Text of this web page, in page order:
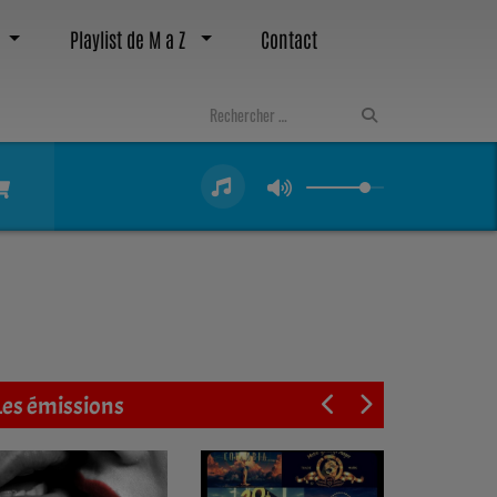
Playlist de M a Z Contact
émissions